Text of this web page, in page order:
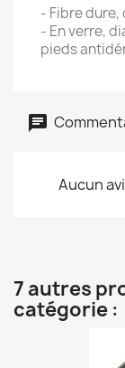
- Fibre dure,
- En verre,
pieds
Aucun
7 autres
catégorie :